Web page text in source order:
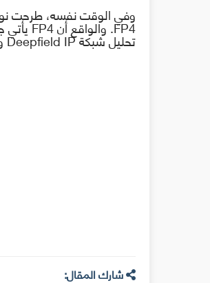
وفي الوقت نفسه، طرحت
FP4
.والواقع أنFP4يأتي تحليل شبكةDeepfield IP
شارك المقال: